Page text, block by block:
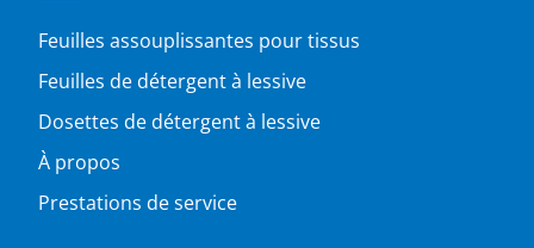
Feuilles assouplissantes pour tissus
Feuilles de détergent à lessive
Dosettes de détergent à lessive
À propos
Prestations de service